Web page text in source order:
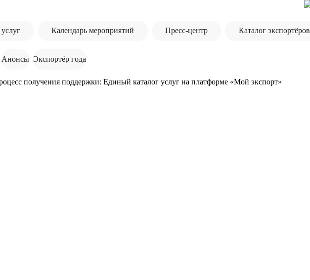
Календарь мероприятий Пресс-центр Каталог экспортёров
Анонсы Экспортёр года
получения поддержки: Единый каталог услуг на платформе «Мой экспорт»